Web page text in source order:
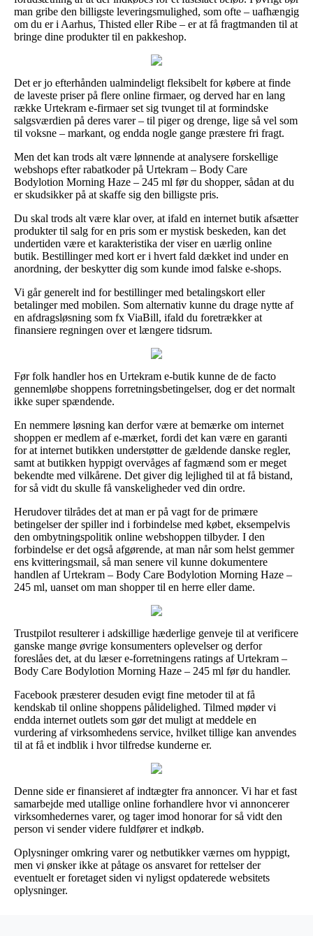
man gribe den billigste leveringsmulighed, som ofte – uafhængig
om du er i Aarhus, Thisted eller Ribe – er at få fragtmanden til at
bringe dine produkter til en pakkeshop.
Det er jo efterhånden ualmindeligt fleksibelt for købere at finde
de laveste priser på flere online firmaer, og derved har en lang
række Urtekram e-firmaer set sig tvunget til at formindske
salgsværdien på deres varer – til piger og drenge, lige så vel som
til voksne – markant, og endda nogle gange præstere fri fragt.
Men det kan trods alt være lønnende at analysere forskellige
webshops efter rabatkoder på Urtekram – Body Care
Bodylotion Morning Haze – 245 ml før du shopper, sådan at du
er skudsikker på at skaffe sig den billigste pris.
Du skal trods alt være klar over, at ifald en internet butik afsætter
produkter til salg for en pris som er mystisk beskeden, kan det
undertiden være et karakteristika der viser en uærlig online
butik. Bestillinger med kort er i hvert fald dækket ind under en
anordning, der beskytter dig som kunde imod falske e-shops.
Vi går generelt ind for bestillinger med betalingskort eller
betalinger med mobilen. Som alternativ kunne du drage nytte af
en afdragsløsning som fx ViaBill, ifald du foretrækker at
finansiere regningen over et længere tidsrum.
Før folk handler hos en Urtekram e-butik kunne de de facto
gennemløbe shoppens forretningsbetingelser, dog er det normalt
ikke super spændende.
En nemmere løsning kan derfor være at bemærke om internet
shoppen er medlem af e-mærket, fordi det kan være en garanti
for at internet butikken understøtter de gældende danske regler,
samt at butikken hyppigt overvåges af fagmænd som er meget
bekendte med vilkårene. Det giver dig lejlighed til at få bistand,
for så vidt du skulle få vanskeligheder ved din ordre.
Herudover tilrådes det at man er på vagt for de primære
betingelser der spiller ind i forbindelse med købet, eksempelvis
den ombytningspolitik online webshoppen tilbyder. I den
forbindelse er det også afgørende, at man når som helst gemmer
ens kvitteringsmail, så man senere vil kunne dokumentere
handlen af Urtekram – Body Care Bodylotion Morning Haze –
245 ml, uanset om man shopper til en herre eller dame.
Trustpilot resulterer i adskillige hæderlige genveje til at verificere
ganske mange øvrige konsumenters oplevelser og derfor
foreslåes det, at du læser e-forretningens ratings af Urtekram –
Body Care Bodylotion Morning Haze – 245 ml før du handler.
Facebook præsterer desuden evigt fine metoder til at få
kendskab til online shoppens pålidelighed. Tilmed møder vi
endda internet outlets som gør det muligt at meddele en
vurdering af virksomhedens service, hvilket tillige kan anvendes
til at få et indblik i hvor tilfredse kunderne er.
Denne side er finansieret af indtægter fra annoncer. Vi har et fast
samarbejde med utallige online forhandlere hvor vi annoncerer
virksomhedernes varer, og tager imod honorar for så vidt den
person vi sender videre fuldfører et indkøb.
Oplysninger omkring varer og netbutikker værnes om hyppigt,
men vi ønsker ikke at påtage os ansvaret for rettelser der
eventuelt er foretaget siden vi nyligst opdaterede websitets
oplysninger.